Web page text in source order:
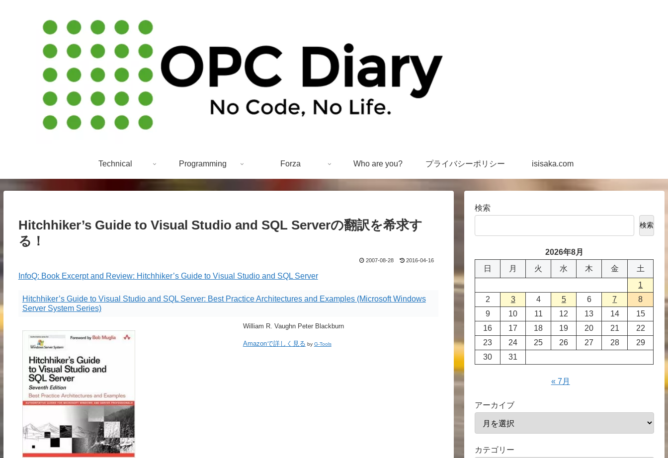
Technical Programming Forza Who are you? プライバシーポリシー isisaka.com
Hitchhiker’s Guide to Visual Studio and SQL Serverの翻訳を希求す
る！
2007-08-28 2016-04-16
InfoQ: Book Excerpt and Review: Hitchhiker’s Guide to Visual Studio and SQL Server
Hitchhiker’s Guide to Visual Studio and SQL Server: Best Practice Architectures and Examples (Microsoft Windows
Server System Series)
William R. Vaughn Peter Blackburn
Amazonで詳しく見る by G-Tools
検索
検索
2026年8月
日
月 火 水 木 金
土
1
2
3 4 5 6 7
8
9
10 11 12 13 14
15
16
17 18 19 20 21
22
23
24 25 26 27 28
29
30
31
« 7月
アーカイブ
カテゴリー